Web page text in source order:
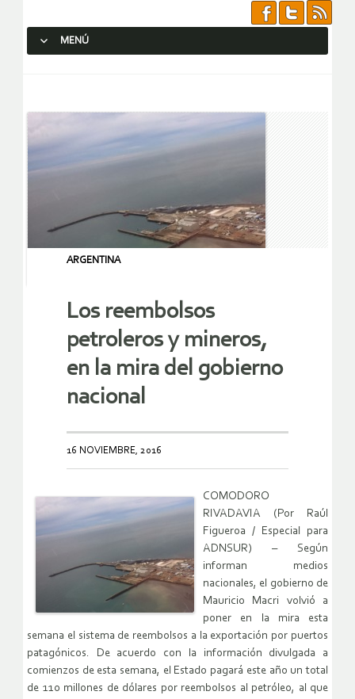
MENÚ
ARGENTINA
Los reembolsos
petroleros y mineros,
en la mira del gobierno
nacional
16 NOVIEMBRE, 2016
COMODORO
RIVADAVIA (Por Raúl
Figueroa / Especial para
ADNSUR) – Según
informan medios
nacionales, el gobierno de
Mauricio Macri volvió a
poner en la mira esta
semana el sistema de reembolsos a la exportación por puertos
patagónicos. De acuerdo con la información divulgada a
comienzos de esta semana, el Estado pagará este año un total
de 110 millones de dólares por reembolsos al petróleo, al que